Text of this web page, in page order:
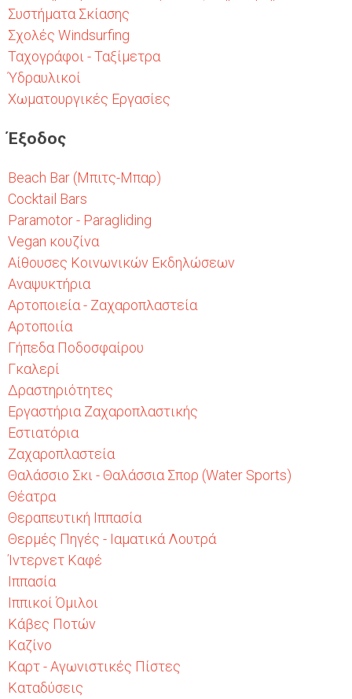
Συστήματα Σκίασης
Σχολές Windsurfing
Ταχογράφοι - Ταξίμετρα
Ύδραυλικοί
Χωματουργικές Εργασίες
Έξοδος
Beach Bar (Μπιτς-Μπαρ)
Cocktail Bars
Paramotor - Paragliding
Vegan κουζίνα
Αίθουσες Κοινωνικών Εκδηλώσεων
Αναψυκτήρια
Αρτοποιεία - Ζαχαροπλαστεία
Αρτοποιία
Γήπεδα Ποδοσφαίρου
Γκαλερί
Δραστηριότητες
Εργαστήρια Ζαχαροπλαστικής
Εστιατόρια
Ζαχαροπλαστεία
Θαλάσσιο Σκι - Θαλάσσια Σπορ (Water Sports)
Θέατρα
Θεραπευτική Ιππασία
Θερμές Πηγές - Ιαματικά Λουτρά
Ίντερνετ Καφέ
Ιππασία
Ιππικοί Όμιλοι
Κάβες Ποτών
Καζίνο
Καρτ - Αγωνιστικές Πίστες
Καταδύσεις